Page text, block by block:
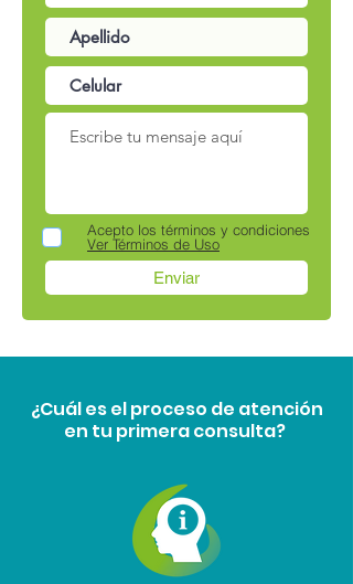
Acepto los términos y condiciones
Ver Términos de Uso
Enviar
¿Cuál es el proceso de atención
en tu primera consulta?